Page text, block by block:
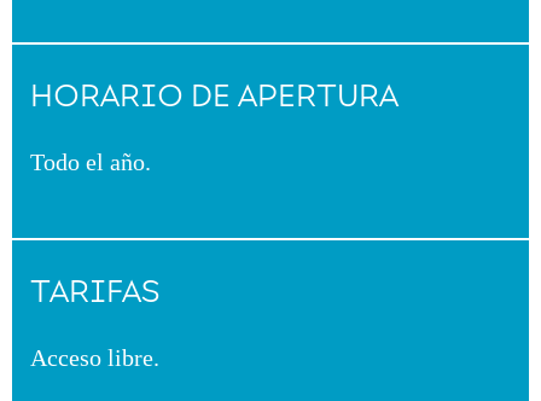
HORARIO DE APERTURA
Todo el año.
TARIFAS
Acceso libre.